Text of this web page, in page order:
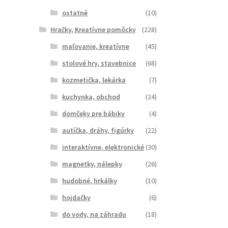
ostatné
(10)
Hračky, Kreatívne pomôcky
(228)
maľovanie, kreatívne
(45)
stolové hry, stavebnice
(68)
kozmetička, lekárka
(7)
kuchynka, obchod
(24)
domčeky pre bábiky
(4)
autíčka, dráhy, figúrky
(22)
interaktívne, elektronické (30)
magnetky, nálepky
(26)
hudobné, hrkálky
(10)
hojdačky
(6)
do vody, na záhradu
(18)